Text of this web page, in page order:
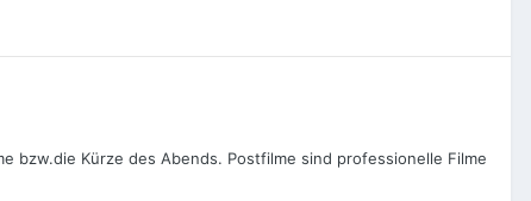
bzw.die Kürze des Abends. Postfilme sind professionelle Filme